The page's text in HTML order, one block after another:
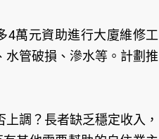
4萬元資助進行大廈維修工
管破損、滲水等。計劃推
調？長者缺乏穩定收入，